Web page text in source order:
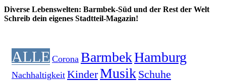
Diverse Lebenswelten: Barmbek-Süd und der Rest der Welt
Schreib dein eigenes Stadtteil-Magazin!
ALLE Corona BarmbekHamburg
Nachhaltigkeit KinderMusik Schuhe